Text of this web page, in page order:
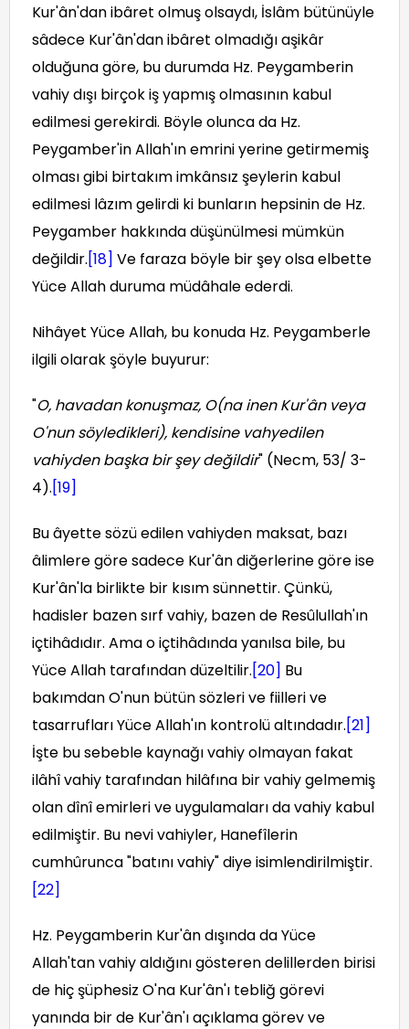
Kur'ân'dan ibâret olmuş olsaydı, İslâm bütünüyle
sâdece Kur'ân'dan ibâret olmadığı aşikâr
olduğuna göre, bu durumda Hz. Peygamberin
vahiy dışı birçok iş yapmış olmasının kabul
edilmesi gerekirdi. Böyle olunca da Hz.
Peygamber'in Allah'ın emrini yerine getirmemiş
olması gibi birtakım imkânsız şeylerin kabul
edilmesi lâzım gelirdi ki bunların hepsinin de Hz.
Peygamber hakkında düşünülmesi mümkün
değildir.[18] Ve faraza böyle bir şey olsa elbette
Yüce Allah duruma müdâhale ederdi.
Nihâyet Yüce Allah, bu konuda Hz. Peygamberle
ilgili olarak şöyle buyurur:
"O, havadan konuşmaz, O(na inen Kur'ân veya
O'nun söyledikleri), kendisine vahyedilen
vahiyden başka bir şey değildir" (Necm, 53/ 3-
4).[19]
Bu âyette sözü edilen vahiyden maksat, bazı
âlimlere göre sadece Kur'ân diğerlerine göre ise
Kur'ân'la birlikte bir kısım sünnettir. Çünkü,
hadisler bazen sırf vahiy, bazen de Resûlullah'ın
içtihâdıdır. Ama o içtihâdında yanılsa bile, bu
Yüce Allah tarafından düzeltilir.[20] Bu
bakımdan O'nun bütün sözleri ve fiilleri ve
tasarrufları Yüce Allah'ın kontrolü altındadır.[21]
İşte bu sebeble kaynağı vahiy olmayan fakat
ilâhî vahiy tarafından hilâfına bir vahiy gelmemiş
olan dînî emirleri ve uygulamaları da vahiy kabul
edilmiştir. Bu nevi vahiyler, Hanefîlerin
cumhûrunca "batını vahiy" diye isimlendirilmiştir.
[22]
Hz. Peygamberin Kur'ân dışında da Yüce
Allah'tan vahiy aldığını gösteren delillerden birisi
de hiç şüphesiz O'na Kur'ân'ı tebliğ görevi
yanında bir de Kur'ân'ı açıklama görev ve